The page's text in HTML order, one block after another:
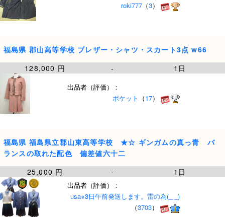
roki777 （3）
福島県 郡山高等学校 ブレザー・シャツ・スカート3点 w66
128,000 円
- 1日
出品者（評価）：
ポケット （17）
福島県 福島県立郡山東高等学校 ★☆ ギンガムの真っ青 バ
ランスの取れた配色 偏差値六十二
25,000 円
- 1日
出品者（評価）：
usa※3日午前発送します。雷の為(_ _)
（3703）